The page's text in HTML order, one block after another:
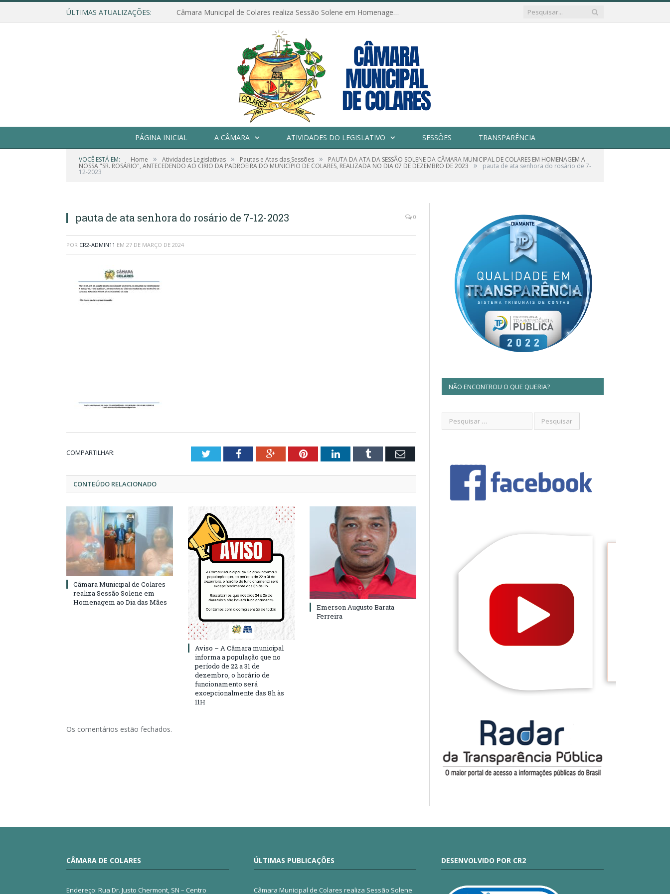
ÚLTIMAS ATUALIZAÇÕES: Câmara Municipal de Colares realiza Sessão Solene em Homenagem ao Dia das Mães
PÁGINA INICIAL A CÂMARA ATIVIDADES DO LEGISLATIVO SESSÕES TRANSPARÊNCIA
VOCÊ ESTÁ EM: Home » Atividades Legislativas » Pautas e Atas das Sessões » PAUTA DA ATA DA SESSÃO SOLENE DA CÂMARA MUNICIPAL DE COLARES EM HOMENAGEM A
NOSSA "SR. ROSÁRIO", ANTECEDENDO AO CÍRIO DA PADROEIRA DO MUNICÍPIO DE COLARES, REALIZADA NO DIA 07 DE DEZEMBRO DE 2023 » pauta de ata senhora do rosário de 7-
12-2023
pauta de ata senhora do rosário de 7-12-2023 0
POR CR2-ADMIN11 EM 27 DE MARÇO DE 2024
COMPARTILHAR: TwitterFacebookGoogle+PinterestLinkedInTumblr Email
CONTEÚDO RELACIONADO
Câmara Municipal de Colares
realiza Sessão Solene em
Homenagem ao Dia das Mães
Aviso – A Câmara municipal
informa a população que no
período de 22 a 31 de
dezembro, o horário de
funcionamento será
excepcionalmente das 8h às
11H
Emerson Augusto Barata
Ferreira
Os comentários estão fechados.
NÃO ENCONTROU O QUE QUERIA?
CÂMARA DE COLARES
Endereço: Rua Dr. Justo Chermont, SN – Centro
ÚLTIMAS PUBLICAÇÕES
Câmara Municipal de Colares realiza Sessão Solene
DESENVOLVIDO POR CR2